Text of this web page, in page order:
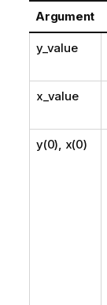
Argument
y_value
x_value
y(0), x(0)